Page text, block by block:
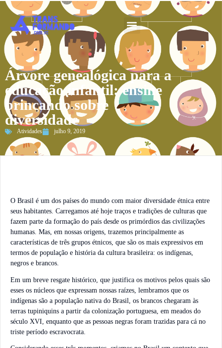
Árvore genealógica para a
educação infantil: ensine
brincando sobre
diversidade
Atividades julho 9, 2019
O Brasil é um dos países do mundo com maior diversidade étnica entre
seus habitantes. Carregamos até hoje traços e tradições de culturas que
fazem parte da formação do país desde os primórdios das civilizações
humanas. Mas, em nossas origens, trazemos principalmente as
características de três grupos étnicos, que são os mais expressivos em
termos de população e história da cultura brasileira: os indígenas,
negros e brancos.
Em um breve resgate histórico, que justifica os motivos pelos quais são
esses os núcleos que expressam nossas raízes, lembramos que os
indígenas são a população nativa do Brasil, os brancos chegaram às
terras tupiniquins a partir da colonização portuguesa, em meados do
século XVI, enquanto que as pessoas negras foram trazidas para cá no
triste período escravocrata.